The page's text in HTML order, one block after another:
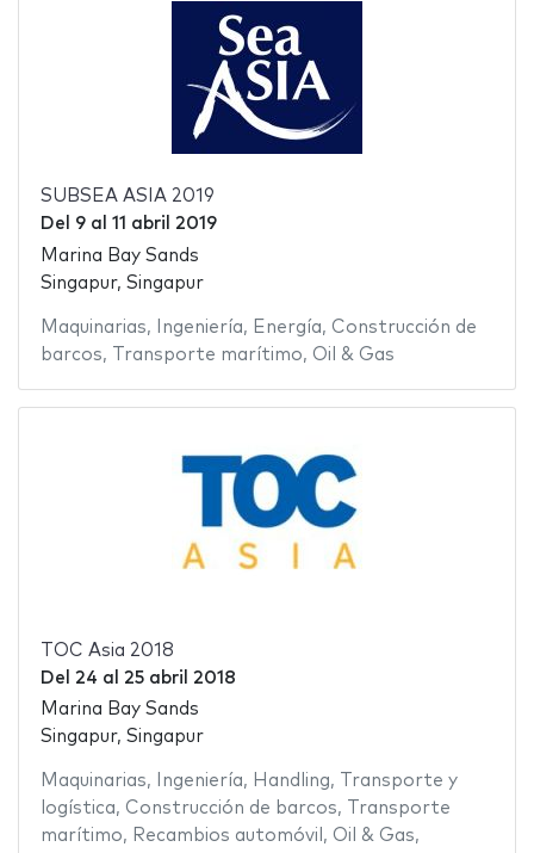
SUBSEA ASIA 2019
Del 9al 11 abril 2019
Marina Bay Sands
Singapur, Singapur
Maquinarias, Ingeniería, Energía, Construcción de
barcos, Transporte marítimo, Oil & Gas
TOC Asia 2018
Del 24 al 25 abril 2018
Marina Bay Sands
Singapur, Singapur
Maquinarias, Ingeniería, Handling,
Transporte y
logística, Construcción de barcos,
Transporte
marítimo, Recambios automóvil , Oil & Gas,